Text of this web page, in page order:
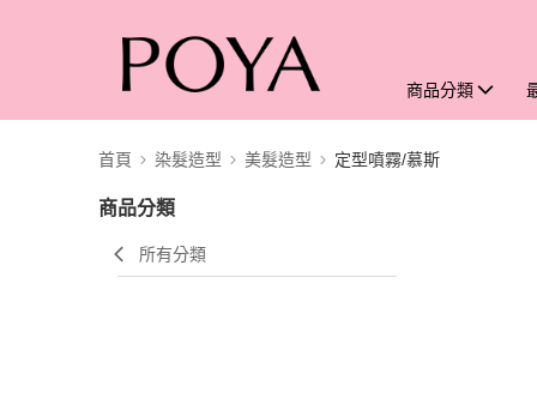
商品分類
首頁 染髮造型 美髮造型 定型噴霧/慕斯
商品分類
所有分類